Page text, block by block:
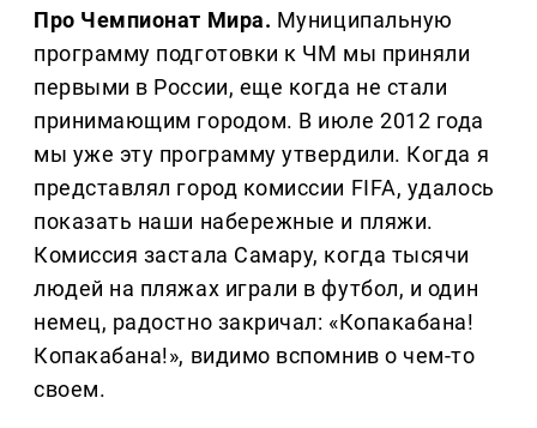
Про Чемпионат Мира. Муниципальную
программу подготовки к ЧМ мы приняли
первыми в России, еще когда не стали
принимающим городом. В июле 2012 года
мы уже эту программу утвердили. Когда я
представлял город комиссии FIFA, удалось
показать наши набережные и пляжи.
Комиссия застала Самару, когда тысячи
людей на пляжах играли в футбол, и один
немец, радостно закричал: «Копакабана!
Копакабана!», видимо вспомнив о чем-то
своем.